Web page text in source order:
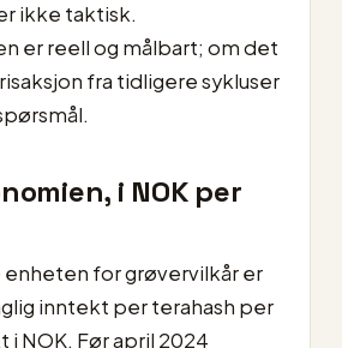
ikke taktisk.
er reell og målbart; om det
fra tidligere sykluser
i NOK per
for grøvervilkår er
inntekt per terahash per
i NOK. Før april 2024